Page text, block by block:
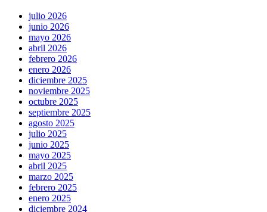
julio 2026
junio 2026
mayo 2026
abril 2026
febrero 2026
enero 2026
diciembre 2025
noviembre 2025
octubre 2025
septiembre 2025
agosto 2025
julio 2025
junio 2025
mayo 2025
abril 2025
marzo 2025
febrero 2025
enero 2025
diciembre 2024